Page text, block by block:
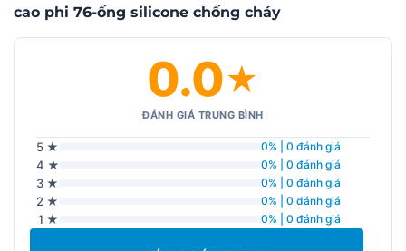
cao phi 76-ống silicone chống cháy
0.0★
ĐÁNH GIÁ TRUNG BÌNH
5 ★ 0% | 0 đánh giá
4 ★ 0% | 0 đánh giá
3 ★ 0% | 0 đánh giá
2 ★ 0% | 0 đánh giá
1 ★ 0% | 0 đánh giá